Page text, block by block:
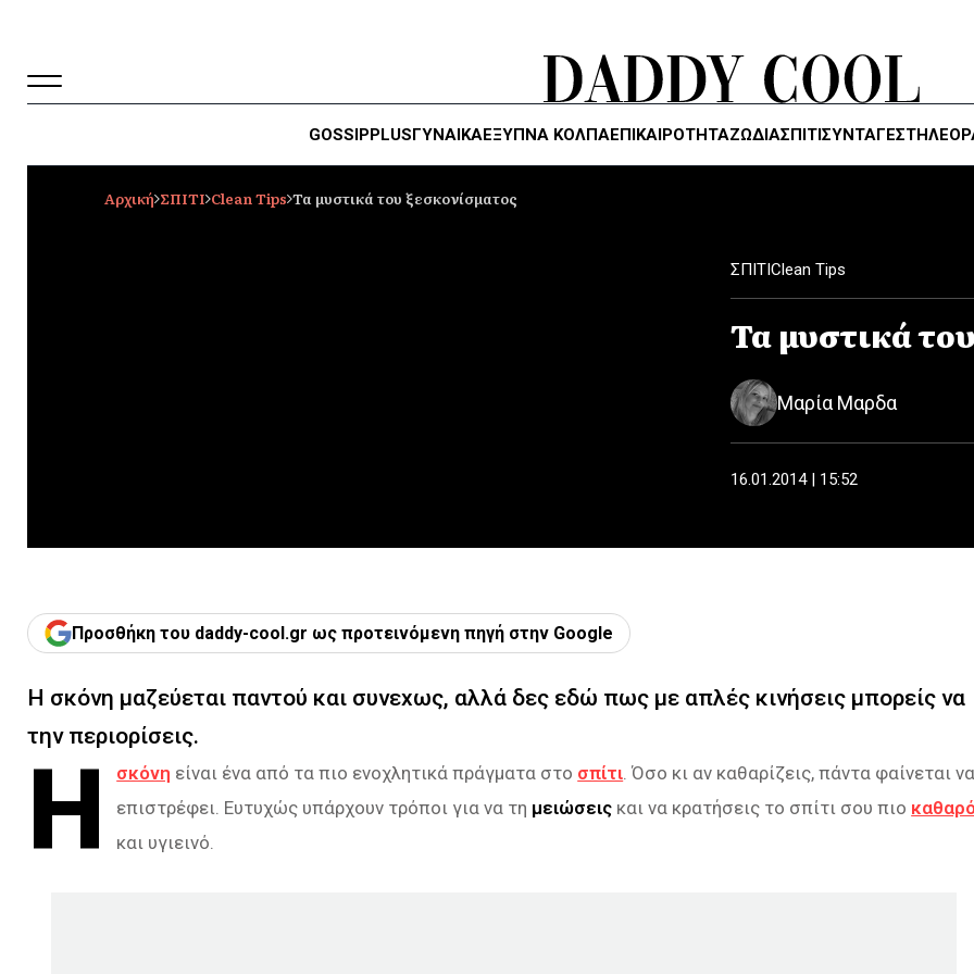
GOSSIPPLUSΓΥΝΑΙΚΑΈΞΥΠΝΑ ΚΌΛΠΑΕΠΙΚΑΙΡΟΤΗΤΑΖΏΔΙΑΣΠΙΤΙΣΥΝΤΑΓΕΣ
Αρχική ΣΠΙΤΙ Clean Tips Τα μυστικά του ξεσκονίσματος
ΣΠΙΤΙClean Tips
Τα μυστικά
Μαρία Μαρδα
16.01.2014 | 15:52
Προσθήκη του daddy-cool.gr ως προτεινόμενη πηγή στην Google
Η σκόνη μαζεύεται παντού και συνεxως, αλλά δες εδώ πως με απλές κινήσεις μπορείς να
την περιορίσεις.
Η σκόνη είναι ένα από τα πιο ενοχλητικά πράγματα στο σπίτι. Όσο κι αν καθαρίζεις, πάντα φαίνεται
επιστρέφει. Ευτυχώς υπάρχουν τρόποι για να τη μειώσεις και να κρατήσεις το σπίτι σου πιο
και υγιεινό.